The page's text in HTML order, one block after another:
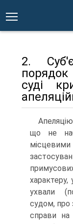
2.
суді
що не
ухвали
судом, про
справи на